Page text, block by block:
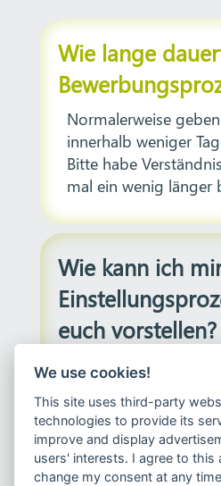
Wie lange
Normalerweise
innerhalb weniger
Bitte habe
mal ein wenig länger
Wie kann ich
euch vorstellen?
Wie kann ich
bei euch
We use cookies!
This site uses third-party
technologies to provide its
improve and display
users' interests. I agree to this
change my consent at any